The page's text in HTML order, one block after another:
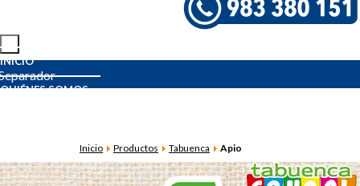
INICIO
QUIÉNES SOMOS
Inicio Productos Tabuenca Apio